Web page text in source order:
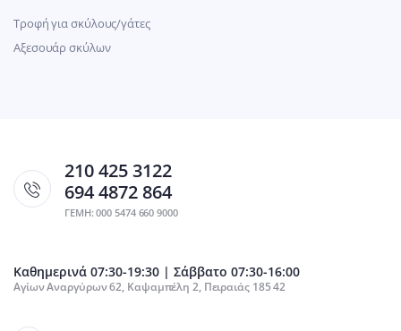
Τροφή για σκύλους/γάτες
Αξεσουάρ σκύλων
210 425 3122
694 4872 864
ΓΕΜΗ: 000 5474 660 9000
Καθημερινά 07:30-19:30 | Σάββατο 07:30-16:00
Αγίων Αναργύρων 62, Καψαμπέλη 2, Πειραιάς 185 42